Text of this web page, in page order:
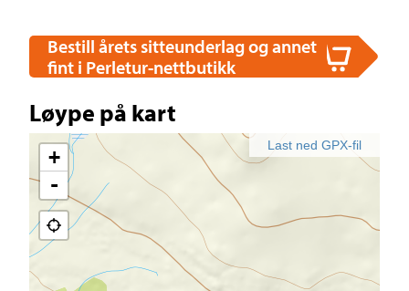
Bestill årets sitteunderlag og annet
fint i Perletur-nettbutikk
Løype på kart
Last ned GPX-fil
+
-